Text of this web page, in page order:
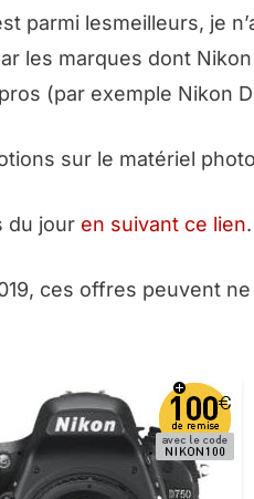
parmi lesmeilleurs, je
les marques dont
(par exemple Nikon
sur le matériel
du jour en suivant ce lien.
ces offres peuvent